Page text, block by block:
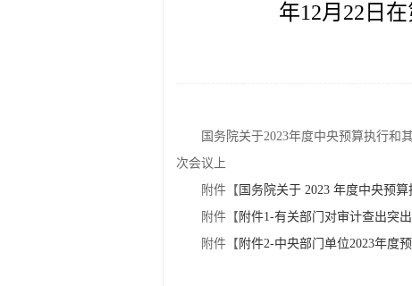
年12月22日
国务院关于2023年度中央预算执行
次会议上
附件【 国务院关于 2023 年度中央预
附件【 附件1-有关部门对审计查出突
附件【 附件2-中央部门单位2023年度